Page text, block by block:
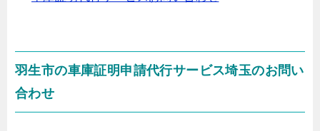
羽生市の車庫証明申請代行サービス埼玉のお問い
合わせ